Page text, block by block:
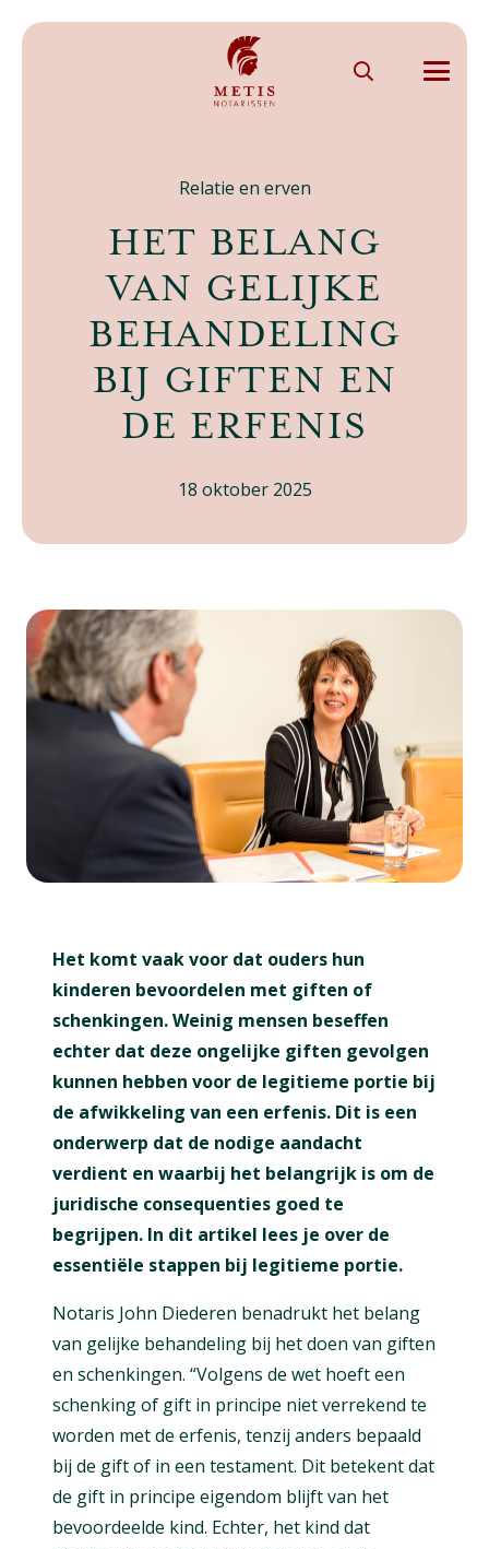
Relatie en erven
HET BELANG
VAN GELIJKE
BEHANDELING
BIJ GIFTEN EN
DE ERFENIS
18 oktober 2025
Het komt vaak voor dat ouders hun
kinderen bevoordelen met giften of
schenkingen. Weinig mensen beseffen
echter dat deze ongelijke giften gevolgen
kunnen hebben voor de legitieme portie bij
de afwikkeling van een erfenis. Dit is een
onderwerp dat de nodige aandacht
verdient en waarbij het belangrijk is om de
juridische consequenties goed te
begrijpen. In dit artikel lees je over de
essentiële stappen bij legitieme portie.
Notaris John Diederen benadrukt het belang
van gelijke behandeling bij het doen van giften
en schenkingen. “Volgens de wet hoeft een
schenking of gift in principe niet verrekend te
worden met de erfenis, tenzij anders bepaald
bij de gift of in een testament. Dit betekent dat
de gift in principe eigendom blijft van het
bevoordeelde kind. Echter, het kind dat